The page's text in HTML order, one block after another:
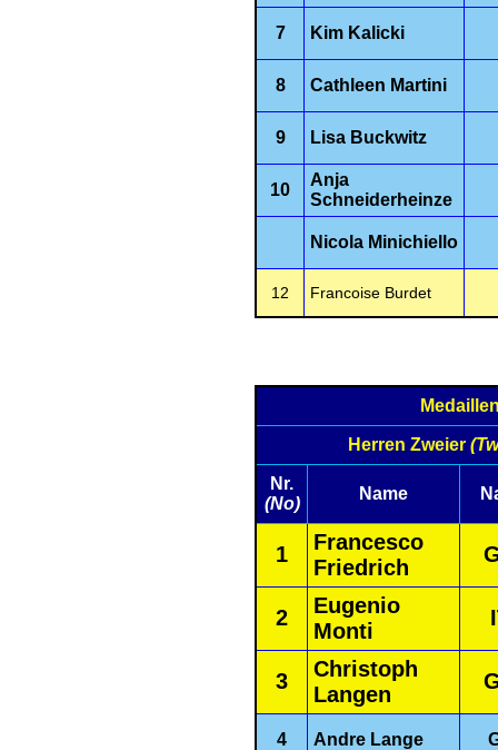
7 Kim Kalicki
8 Cathleen Martini
9 Lisa Buckwitz
10
Anja
Schneiderheinze
Nicola Minichiello
12 Francoise Burdet
Herren Zweier
Nr.
(No)
Name
1
Francesco
Friedrich
2
Eugenio
Monti
3
Christoph
Langen
4 Andre Lange